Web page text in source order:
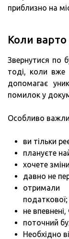
приблизно на
Коли варто
Звернутися по
тоді, коли вже
допомагає
помилок у
Особливо
ви тільки
плануєте
хочете
давно не
податкової;
не
поточний
Необхідно